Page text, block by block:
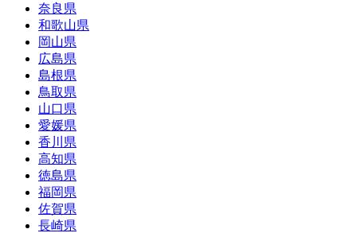
奈良県
和歌山県
岡山県
広島県
島根県
鳥取県
山口県
愛媛県
香川県
高知県
徳島県
福岡県
佐賀県
長崎県